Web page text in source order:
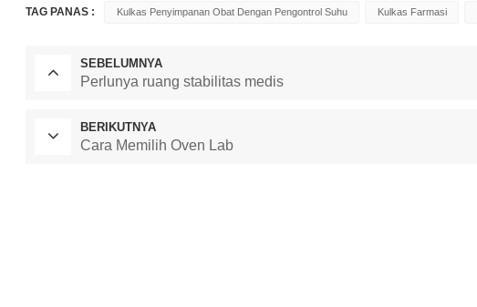
TAG PANAS : Kulkas Penyimpanan Obat Dengan Pengontrol Suhu Kulkas Farmasi
SEBELUMNYA
Perlunya ruang stabilitas medis
BERIKUTNYA
Cara Memilih Oven Lab